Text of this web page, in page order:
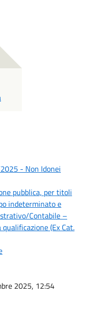
- Non Idonei
pubblica, per titoli
indeterminato e
Contabile –
(Ex Cat.
2025, 12:54